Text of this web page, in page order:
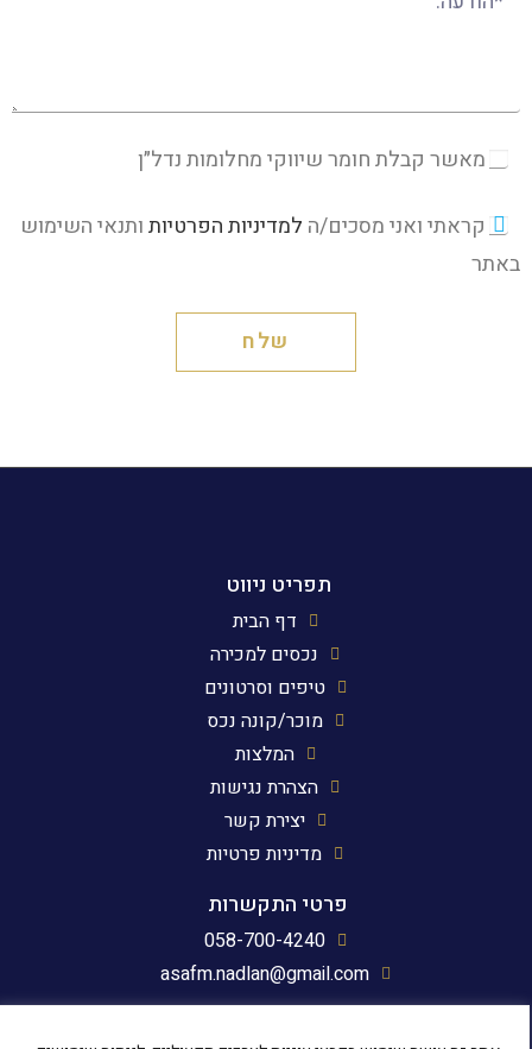
מאשר קבלת חומר שיווקי מחלומות נדל״ן
קראתי ואני מסכים/ה למדיניות הפרטיותותנאי השימוש
באתר
שלח
תפריט ניווט
דף הבית
נכסים למכירה
טיפים וסרטונים
מוכר/קונה נכס
המלצות
הצהרת נגישות
יצירת קשר
מדיניות פרטיות
פרטי התקשרות
058-700-4240
asafm.nadlan@gmail.com